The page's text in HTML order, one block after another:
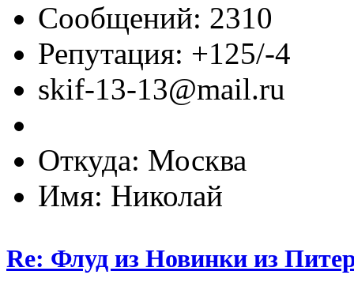
Сообщений: 2310
Репутация: +125/-4
skif-13-13@mail.ru
Откуда: Москва
Имя: Николай
Re: Флуд из Новинки из